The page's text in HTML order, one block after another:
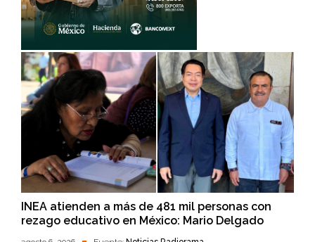
INEA atienden a más de 481 mil personas con
rezago educativo en México: Mario Delgado